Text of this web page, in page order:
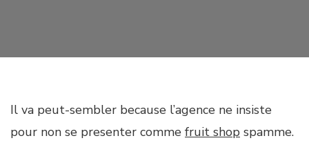
Il va peut-sembler because l’agence ne insiste
pour non se presenter comme fruit shop spamme.